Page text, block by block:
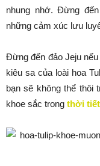
nhung nhớ. Đừng
những cảm xúc lưu
Đừng đến đảo Jeju
kiêu sa của loài hoa
bạn sẽ không thể thôi
khoe sắc trong thời